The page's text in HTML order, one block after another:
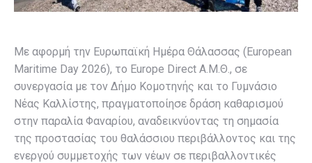
Με αφορμή την Ευρωπαϊκή Ημέρα Θάλασσας (European
Maritime Day 2026), το Europe Direct Α.Μ.Θ., σε
συνεργασία με τον Δήμο Κομοτηνής και το Γυμνάσιο
Νέας Καλλίστης, πραγματοποίησε δράση καθαρισμού
στην παραλία Φαναρίου, αναδεικνύοντας τη σημασία
της προστασίας του θαλάσσιου περιβάλλοντος και της
ενεργού συμμετοχής των νέων σε περιβαλλοντικές